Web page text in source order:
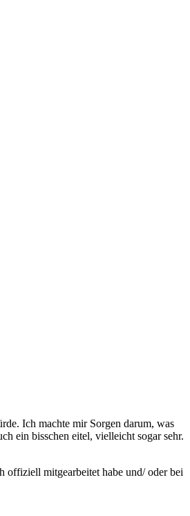
Ich machte mir Sorgen darum, was
ein bisschen eitel, vielleicht sogar sehr.
offiziell mitgearbeitet habe und/ oder bei